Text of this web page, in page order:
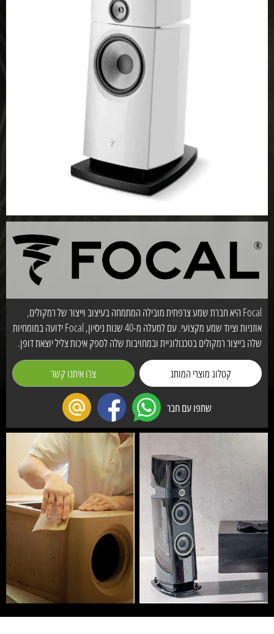
Focal היא חברת שמע צרפתית מובילה המתמחה בעיצוב וייצור של רמקולים,
אוזניות וציוד שמע מקצועי. עם למעלה מ-40 שנות ניסיון, Focal ידועה במומחיות
שלה בייצור רמקולים בטכנולוגיית ובמחויבות שלה לספק איכות צליל יוצאת דופן.
קטלוג מוצרי המותג צרו איתנו קשר
שתפו עם חבר